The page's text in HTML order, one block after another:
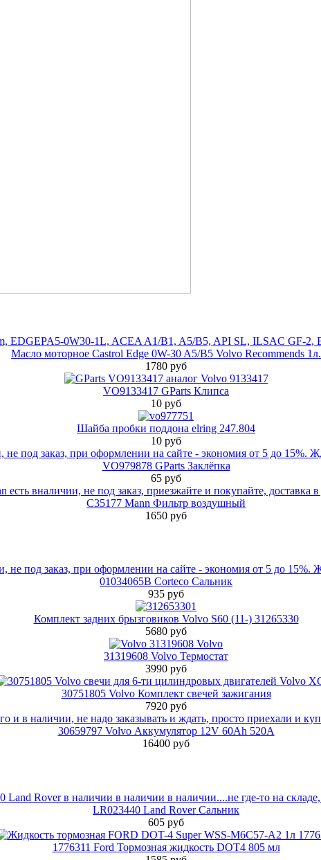
Масло моторное Castrol Edge 0W-30 A5/B5 Volvo Recommends 1л.
1780 руб
VO9133417 GParts Клипса
10 руб
Шайба пробки поддона elring 247.804
10 руб
VO979878 GParts Заклёпка
65 руб
C35177 Mann Фильтр воздушный
1650 руб
01034065B Corteco Сальник
935 руб
Комплект задних брызговиков Volvo S60 (11-) 31265330
5680 руб
31319608 Volvo Термостат
3990 руб
30751805 Volvo Комплект свечей зажигания
7920 руб
30659797 Volvo Аккумулятор 12V 60Ah 520A
16400 руб
LR023440 Land Rover Сальник
605 руб
1776311 Ford Тормозная жидкость DOT4 805 мл